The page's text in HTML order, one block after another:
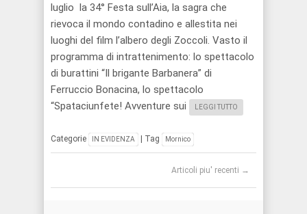
luglio la 34° Festa sull’Aia, la sagra che
rievoca il mondo contadino e allestita nei
luoghi del film l’albero degli Zoccoli. Vasto il
programma di intrattenimento: lo spettacolo
di burattini “Il brigante Barbanera” di
Ferruccio Bonacina, lo spettacolo
“Spataciunfete! Avventure sui
LEGGI TUTTO
Categorie IN EVIDENZA Tag Mornico
Articoli piu' recenti →